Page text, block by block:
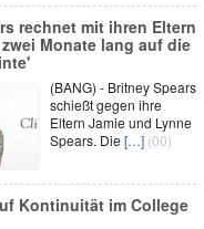
rechnet mit ihren Eltern
Monate lang auf die
(BANG) - Britney Spears
schießt gegen ihre
Eltern Jamie und Lynne
Spears. Die […] (00)
Kontinuität im College